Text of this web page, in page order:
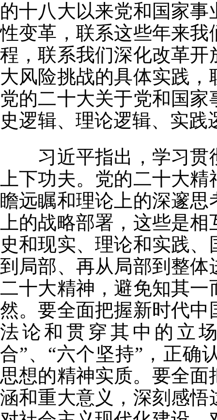
的十八大以来党和国家
性变革，联系这些年来
程，联系我们深化改革
大风险挑战的具体实践
党的二十大关于党和国
史逻辑、理论逻辑、实践
习近平指出，学习贯
上下功夫。党的二十大
瞻远瞩和理论上的深邃
上的战略部署，这些是
史和现实、理论和实践
到局部、再从局部到整
二十大精神，避免知其
然。要全面把握新时代
法论和贯穿其中的立
合”、“六个坚持”，正确
思想的精神实质。要全
涵和重大意义，深刻感